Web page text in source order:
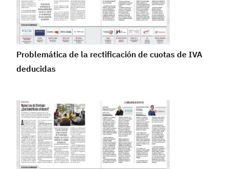
Problemática de la rectificación de cuotas de IVA
deducidas